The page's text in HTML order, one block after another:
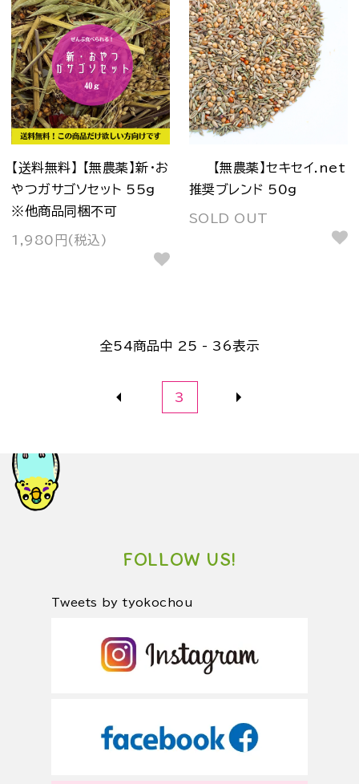
【送料無料】 【無農薬】新・お
やつガサゴソセット 55g
※他商品同梱不可
1,980円(税込)
【無農薬】セキセイ.net
推奨ブレンド 50g
SOLD OUT
全54商品中 25 - 36表示
3
FOLLOW US!
Tweets by tyokochou